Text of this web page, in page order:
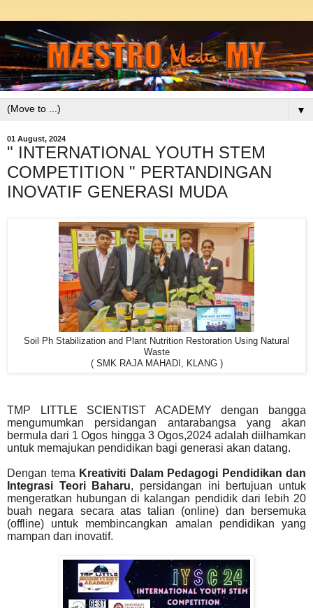
▼
01 August, 2024
" INTERNATIONAL YOUTH STEM
COMPETITION " PERTANDINGAN
INOVATIF GENERASI MUDA
Soil Ph Stabilization and Plant Nutrition Restoration Using Natural
Waste
( SMK RAJA MAHADI, KLANG )
TMP LITTLE SCIENTIST ACADEMY dengan bangga
mengumumkan persidangan antarabangsa yang akan
bermula dari 1 Ogos hingga 3 Ogos,2024 adalah diilhamkan
untuk memajukan pendidikan bagi generasi akan datang.
Dengan tema Kreativiti Dalam Pedagogi Pendidikan dan
Integrasi Teori Baharu, persidangan ini bertujuan untuk
mengeratkan hubungan di kalangan pendidik dari lebih 20
buah negara secara atas talian (online) dan bersemuka
(offline) untuk membincangkan amalan pendidikan yang
mampan dan inovatif.